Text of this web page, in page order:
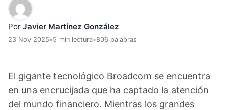
Por Javier Martínez González
23 Nov 2025•5 min lectura•806 palabras
El gigante tecnológico Broadcom se encuentra
en una encrucijada que ha captado la atención
del mundo financiero. Mientras los grandes